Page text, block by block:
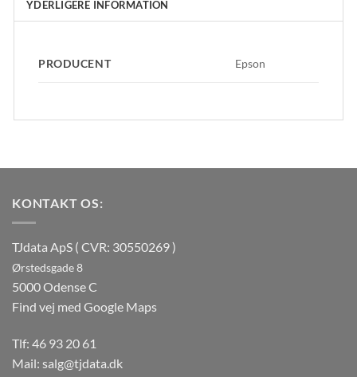
YDERLIGERE INFORMATION
PRODUCENT Epson
KONTAKT OS:
TJdata ApS ( CVR: 30550269 )
Ørstedsgade 8
5000 Odense C
Find vej med Google Maps
Tlf: 46 93 20 61
Mail: salg@tjdata.dk